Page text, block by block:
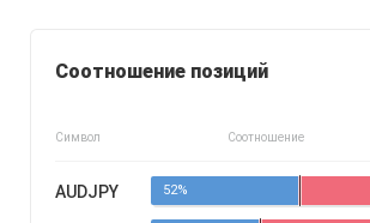
Соотношение позиций
Символ Соотношение
AUDJPY 52%